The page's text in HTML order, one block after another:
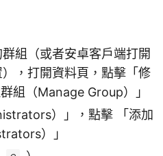
組（或者安卓客戶端打開
，打開資料頁，點擊「修
組（Manage Group）」
）」，點擊 「添加
）」